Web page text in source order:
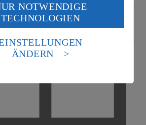
klickst, willigst du im Sinne
1 Satz 1 lit. a) DSGVO ein, dass deine
verarbeitet werden. Der EuGH sieht
mit einem nach europäischen
Datenschutzniveau an.
eines Zugriffs durch US-
Herausgeber der Seite findest du
NOTWENDIGE
TECHNOLOGIEN
ÄNDERN